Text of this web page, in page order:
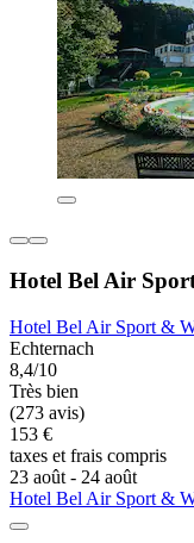
Hotel Bel Air
Hotel Bel Air Sport &
Echternach
8,4/10
Très bien
(273 avis)
153 €
taxes et frais compris
23 août - 24 août
Hotel Bel Air Sport &